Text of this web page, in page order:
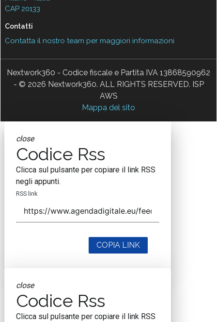
CAP 20133
Contatti
Contatta il nostro team per maggiori informazioni
Nextwork360 - Codice fiscale e Partita IVA 13868590962
- © 2026 Nextwork360. ALL RIGHTS RESERVED. ISP
AWS
Mappa del sito
close
Codice Rss
Clicca sul pulsante per copiare il link RSS
negli appunti.
RSS link
COPIA LINK
close
Codice Rss
Clicca sul pulsante per copiare il link RSS